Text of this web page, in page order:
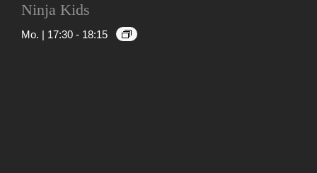
Ninja Kids
Mo. | 17:30 - 18:15